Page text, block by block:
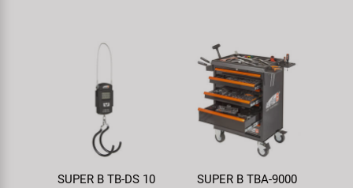
SUPER B TB-DS 10
SUPER B TBA-9000